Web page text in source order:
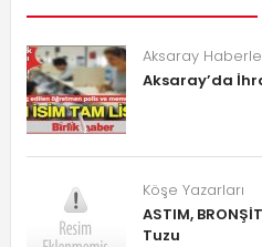
Aksaray
Aksaray’da
Köşe Yazarları
ASTIM,
Tuzu